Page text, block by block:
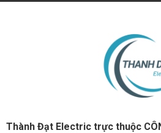
Thành Đạt Electric trực thuộc